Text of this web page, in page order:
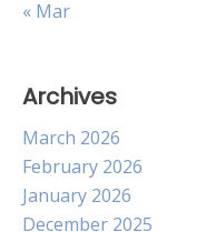
« Mar
Archives
March 2026
February 2026
January 2026
December 2025